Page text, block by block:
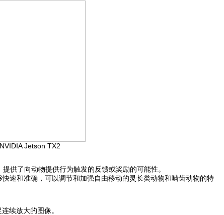
Jetson TX2
提供了向动物提供行为触发的反馈或奖励的可能性。
速和准确，可以调节和加强自由移动的灵长类动物和啮齿动物的特
续放大的图像。